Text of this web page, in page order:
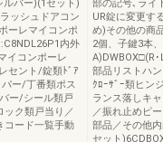
ルバー)(1セット)
ッシュドアコン
ーレマイコンポ
内外
イコンポーレ
セント/錠類ﾄﾞｱ
ー/丁番類ポス
ー/シール類戸
ク類戸当り／
コード一覧手動
部の記号､ライ
UR錠に変更す
め)その他の商
2個、子鍵3本
A)DWBOX□(R
部品リストハ
ｸﾛｰｻﾞｰ類ヒン
ランス落しキ
／振れ止めピ
部品／その他
セット